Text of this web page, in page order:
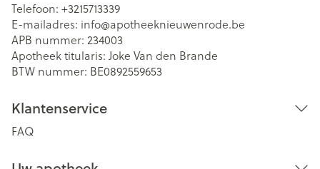
Telefoon: +3215713339
E-mailadres: info@apotheeknieuwenrode.be
APB nummer: 234003
Apotheek titularis: Joke Van den Brande
BTW nummer: BE0892559653
Klantenservice
FAQ